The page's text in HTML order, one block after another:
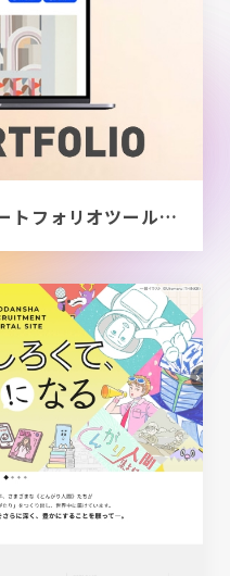
[PR]クリエイター向けポートフォリオツール｜BRIK PORTFOLIO